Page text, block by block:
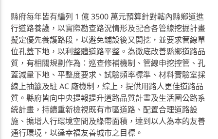
縣府每年皆有編列 1 億 3500 萬元預算針對轄內縣鄉道進
行道路養護，以實際勘查路況情形及配合各管線挖掘計畫
擬定優先養護路段，以避免鋪設後又開挖，並要求管線單
位孔蓋下地，以利整體道路平整。為徹底改善縣鄉道路品
質，有相關規劃作為：巡查修補機制、管線申挖控管、孔
蓋減量下地、平整度要求、試驗頻率標準、材料實驗室採
線上抽籤及駐 AC 廠機制，綜上，提供用路人更佳道路品
質。縣府皆向中央提報提升道路品質計畫及生活圈公路系
統計畫，持續重新檢視既有市區道路、配置合理道路設
施、擴增人行環境空間及綠帶面積，達到以人為本的友善
通行環境，以達幸福友善城市之目標。